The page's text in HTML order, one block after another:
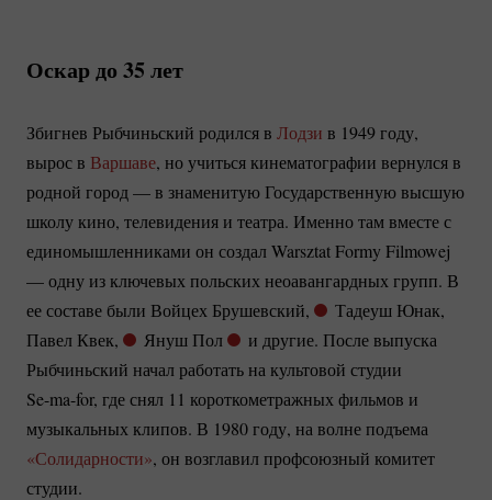
Оскар до 35 лет
Збигнев Рыбчиньский родился в Лодзи в 1949 году,
вырос в Варшаве, но учиться кинематографии вернулся в
родной город — в знаменитую Государственную высшую
школу кино, телевидения и театра. Именно там вместе с
единомышленниками он создал Warsztat Formy Filmowej
— одну из ключевых польских неоавангардных групп. В
ее составе были Войцех Брушевский,
Тадеуш Юнак,
Павел Квек,
Януш Пол
и другие. После выпуска
Рыбчиньский начал работать на культовой студии
Se-ma-for, где снял 11 короткометражных фильмов и
музыкальных клипов. В 1980 году, на волне подъема
«Солидарности», он возглавил профсоюзный комитет
студии.